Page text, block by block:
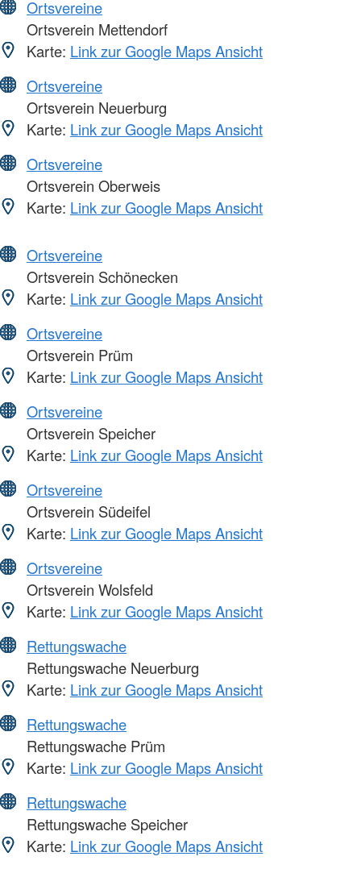
Ortsvereine
Ortsverein Mettendorf
Karte: Link zur Google Maps Ansicht
Ortsvereine
Ortsverein Neuerburg
Karte: Link zur Google Maps Ansicht
Ortsvereine
Ortsverein Oberweis
Karte: Link zur Google Maps Ansicht
Ortsvereine
Ortsverein Schönecken
Karte: Link zur Google Maps Ansicht
Ortsvereine
Ortsverein Prüm
Karte: Link zur Google Maps Ansicht
Ortsvereine
Ortsverein Speicher
Karte: Link zur Google Maps Ansicht
Ortsvereine
Ortsverein Südeifel
Karte: Link zur Google Maps Ansicht
Ortsvereine
Ortsverein Wolsfeld
Karte: Link zur Google Maps Ansicht
Rettungswache
Rettungswache Neuerburg
Karte: Link zur Google Maps Ansicht
Rettungswache
Rettungswache Prüm
Karte: Link zur Google Maps Ansicht
Rettungswache
Rettungswache Speicher
Karte: Link zur Google Maps Ansicht